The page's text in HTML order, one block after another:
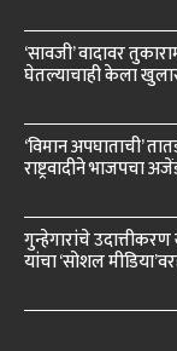
‘सावजी’ वादावर
घेतल्याचाही केला
‘विमान अपघाताची’
राष्ट्रवादीने भाजपचा
गुन्हेगारांचे
यांचा ‘सोशल